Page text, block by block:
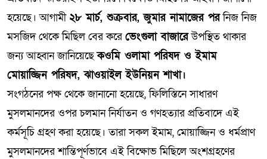
হয়েছে। আগামী ২৮ মার্চ, শুক্রবার, জুমার নামাজের পরনিজ নিজ
মসজিদ থেকে মিছিল বের করেভেংগুলা বাজারেউপস্থিত থাকার
জন্য আহ্বান জানিয়েছেকওমি ওলামা পরিষদ ও ইমাম
মোয়াজ্জিন পরিষদ, ঝাওয়াইল ইউনিয়ন শাখা।
সংগঠনের পক্ষ থেকে জানানো হয়েছে, ফিলিস্তিনে সাধারণ
মুসলমানদের ওপর চলমান নির্যাতন ও গণহত্যার প্রতিবাদে এই
কর্মসূচি গ্রহণ করা হয়েছে। তারা সকল ইমাম, মোয়াজ্জিন ও ধর্মপ্রাণ
মুসলমানদের শান্তিপূর্ণভাবে এই বিক্ষোভ মিছিলে অংশগ্রহণের